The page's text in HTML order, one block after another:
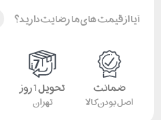
آیا از قیمت های ما رضایت دارید؟
ضمانت
اصل بودن کالا
تحویل 1 روز
تهران